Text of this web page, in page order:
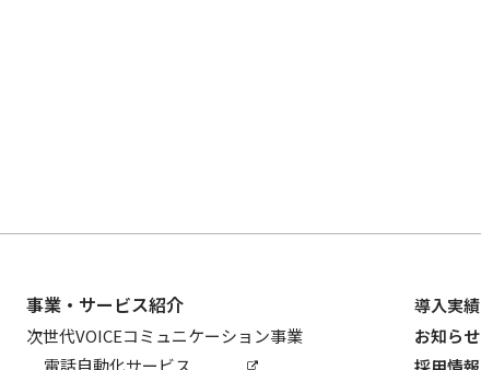
事業・サービス紹介
次世代VOICEコミュニケーション事業
電話自動化サービス
導入実績
お知らせ